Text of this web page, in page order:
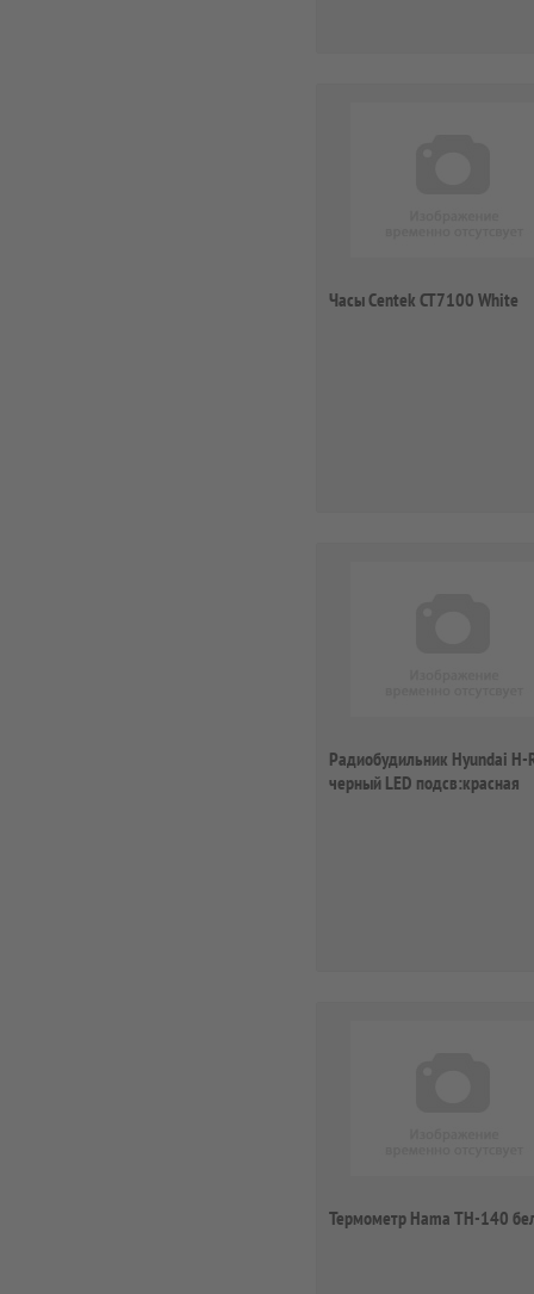
Часы Centek CT7100 White
Радиобудильник Hyundai H-
черный LED подсв:красная
Термометр Hama TH-140